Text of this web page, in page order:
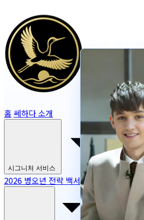
홈 쎄하다 소개
시그니처 서비스
2026 병오년 전략 백서NEW 2026 토정